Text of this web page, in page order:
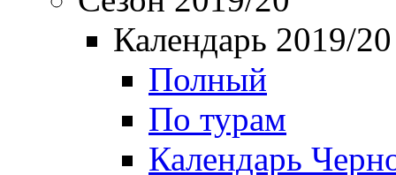
Календарь 2019/20
Полный
По турам
Календарь